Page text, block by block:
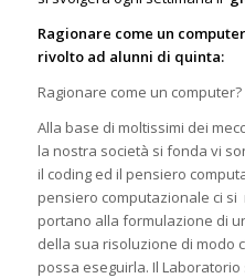
Ragionare come un
rivolto ad alunni di quinta:
Ragionare come un
Alla base di moltissimi dei
la nostra società si fonda vi
il coding ed il pensiero
pensiero computazionale ci
portano alla formulazione di
della sua risoluzione di modo
possa eseguirla. Il